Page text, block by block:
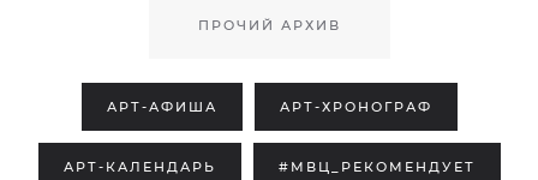
ПРОЧИЙ АРХИВ
АРТ-АФИША АРТ-ХРОНОГРАФ
АРТ-КАЛЕНДАРЬ #МВЦ_РЕКОМЕНДУЕТ